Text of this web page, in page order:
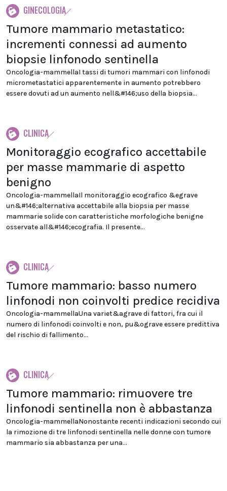
GINECOLOGIA
Tumore mammario metastatico:
incrementi connessi ad aumento
biopsie linfonodo sentinella
Oncologia-mammellaI tassi di tumori mammari con linfonodi
micrometastatici apparentemente in aumento potrebbero
essere dovuti ad un aumento nell&#146;uso della biopsia...
CLINICA
Monitoraggio ecografico accettabile
per masse mammarie di aspetto
benigno
Oncologia-mammellaIl monitoraggio ecografico &egrave
un&#146;alternativa accettabile alla biopsia per masse
mammarie solide con caratteristiche morfologiche benigne
osservate all&#146;ecografia. Il presente...
CLINICA
Tumore mammario: basso numero
linfonodi non coinvolti predice recidiva
Oncologia-mammellaUna variet&agrave di fattori, fra cui il
numero di linfonodi coinvolti e non, pu&ograve essere predittiva
del rischio di fallimento...
CLINICA
Tumore mammario: rimuovere tre
linfonodi sentinella non è abbastanza
Oncologia-mammellaNonostante recenti indicazioni secondo cui
la rimozione di tre linfonodi sentinella nelle donne con tumore
mammario sia abbastanza per una...